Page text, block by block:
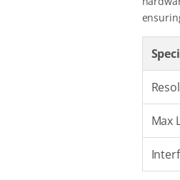
Max